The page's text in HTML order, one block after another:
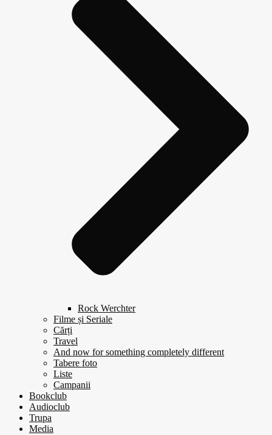
Rock Werchter
Filme și Seriale
Cărți
Travel
And now for something completely different
Tabere foto
Liste
Campanii
Bookclub
Audioclub
Trupa
Media